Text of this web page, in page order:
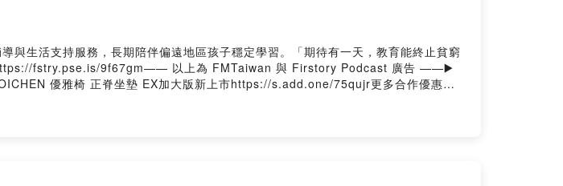
與生活支持服務，長期陪伴偏遠地區孩子穩定學習。「期待有一天，教育能終止貧窮
https://fstry.pse.is/9f67gm—— 以上為 FMTaiwan 與 Firstory Podcast 廣告 ——▶️
優雅椅 正脊坐墊 EX加大版新上市https://s.add.one/75qujr更多合作優惠
路一段 Facebook重新路一段 Instagram重新路一段 YouTube重新路一段